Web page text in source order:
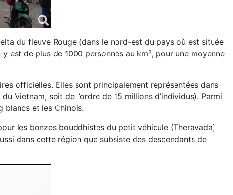
du fleuve Rouge (dans le nord-est du pays où est située
de plus de 1000 personnes au km², pour une moyenne
officielles. Elles sont principalement représentées dans
Vietnam, soit de l’ordre de 15 millions d’individus). Parmi
blancs et les Chinois.
les bonzes bouddhistes du petit véhicule (Theravada)
dans cette région que subsiste des descendants de